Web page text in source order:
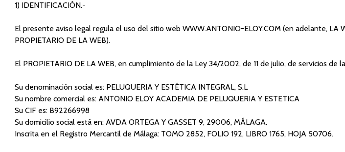
1) IDENTIFICACIÓN.-
El presente aviso legal regula el uso del sitio web WWW.ANTONIO-ELOY.COM (en adelante, LA
PROPIETARIO DE LA WEB).
El PROPIETARIO DE LA WEB, en cumplimiento de la Ley 34/2002, de 11 de julio, de servicios
Su denominación social es: PELUQUERIA Y ESTÉTICA INTEGRAL, S.L
Su nombre comercial es: ANTONIO ELOY ACADEMIA DE PELUQUERIA Y ESTETICA
Su CIF es: B92266998
Su domicilio social está en: AVDA ORTEGA Y GASSET 9, 29006, MÁLAGA.
Inscrita en el Registro Mercantil de Málaga: TOMO 2852, FOLIO 192, LIBRO 1765, HOJA 50706.